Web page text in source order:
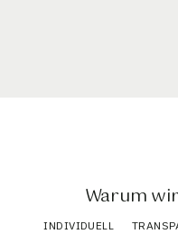
Warum
INDIVIDUELL